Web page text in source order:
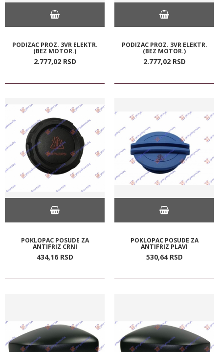
PODIZAC PROZ. 3VR ELEKTR.
(BEZ MOTOR.)
2.777,02 RSD
PODIZAC PROZ. 3VR ELEKTR.
(BEZ MOTOR.)
2.777,02 RSD
POKLOPAC POSUDE ZA
ANTIFRIZ CRNI
434,16 RSD
POKLOPAC POSUDE ZA
ANTIFRIZ PLAVI
530,64 RSD